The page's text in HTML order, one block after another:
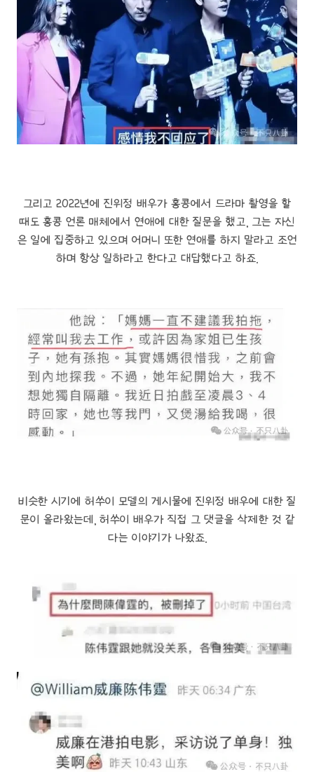
그리고 2022년에 진위정 배우가 홍콩에서 드라마 촬영을 할
때도 홍콩 언론 매체에서 연애에 대한 질문을 했고, 그는 자신
은 일에 집중하고 있으며 어머니 또한 연애를 하지 말라고 조언
하며 항상 일하라고 한다고 대답했다고 하죠.
비슷한 시기에 허쑤이 모델의 게시물에 진위정 배우에 대한 질
문이 올라왔는데, 허쑤이 배우가 직접 그 댓글을 삭제한 것 같
다는 이야기가 나왔죠.